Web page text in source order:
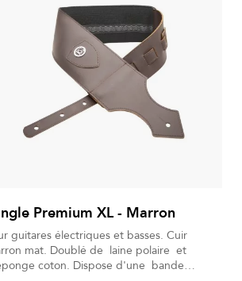
Premium XL - Marron
guitares électriques et basses. Cuir
Doublé de laine polaire et
coton. Dispose d'une bande